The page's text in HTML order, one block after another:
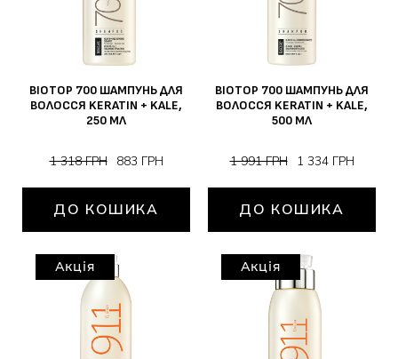
BIOTOP 700 ШАМПУНЬ ДЛЯ
ВОЛОССЯ KERATIN + KALE,
250 МЛ
1 318 ГРН 883 ГРН
ДО КОШИКА
BIOTOP 700 ШАМПУНЬ ДЛЯ
ВОЛОССЯ KERATIN + KALE,
500 МЛ
1 991 ГРН 1 334 ГРН
ДО КОШИКА
Акція Акція